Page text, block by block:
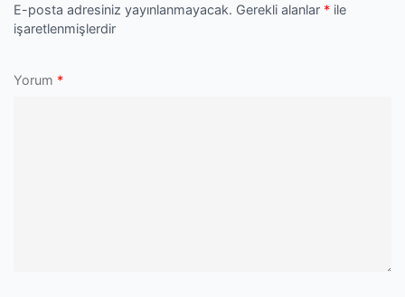
E-posta adresiniz yayınlanmayacak. Gerekli alanlar * ile
işaretlenmişlerdir
Yorum *